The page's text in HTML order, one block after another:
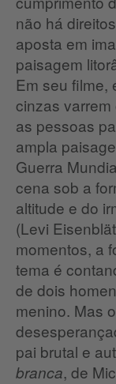
não há
aposta em
paisagem
Em seu
cinzas
as pessoas
ampla
Guerra
cena sob a
altitude e do
(Levi
momentos, a
tema é
de dois
menino. Mas
pai brutal e
branca, de